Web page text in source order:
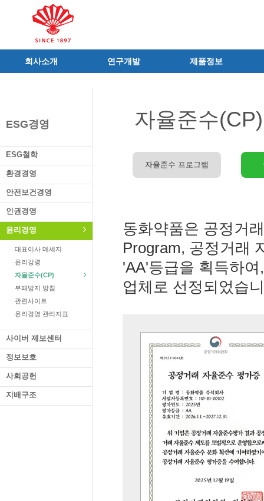
회사소개
사가
연구소/공장
가족친화우수기업
오시는길
가족회사
연구개발
조직 및 업무
기술혁신 네트워크
글로벌 동화
제품정보
전문의약품
의료기기
의약외품
화장품
공산품ㆍ기타
ESG경영
ESG철학
환경경영
안전보건경영
인권경영
윤리경영
대표이사 메세지
윤리강령
자율준수(CP)
부패방지 방침
관련사이트
윤리경영 관리지표
사이버 제보센터
정보보호
사회공헌
지배구조
자율준수(CP)
자율준수 프로그램
동화약품은 공정거
Program, 공정거래
'AA'등급을 획득하
업체로 선정되었습